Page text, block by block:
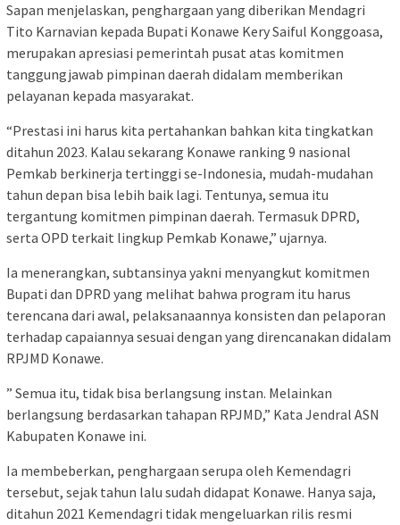
Sapan menjelaskan, penghargaan yang diberikan Mendagri
Tito Karnavian kepada Bupati Konawe Kery Saiful Konggoasa,
merupakan apresiasi pemerintah pusat atas komitmen
tanggungjawab pimpinan daerah didalam memberikan
pelayanan kepada masyarakat.
“Prestasi ini harus kita pertahankan bahkan kita tingkatkan
ditahun 2023. Kalau sekarang Konawe ranking 9 nasional
Pemkab berkinerja tertinggi se-Indonesia, mudah-mudahan
tahun depan bisa lebih baik lagi. Tentunya, semua itu
tergantung komitmen pimpinan daerah. Termasuk DPRD,
serta OPD terkait lingkup Pemkab Konawe,” ujarnya.
Ia menerangkan, subtansinya yakni menyangkut komitmen
Bupati dan DPRD yang melihat bahwa program itu harus
terencana dari awal, pelaksanaannya konsisten dan pelaporan
terhadap capaiannya sesuai dengan yang direncanakan didalam
RPJMD Konawe.
” Semua itu, tidak bisa berlangsung instan. Melainkan
berlangsung berdasarkan tahapan RPJMD,” Kata Jendral ASN
Kabupaten Konawe ini.
Ia membeberkan, penghargaan serupa oleh Kemendagri
tersebut, sejak tahun lalu sudah didapat Konawe. Hanya saja,
ditahun 2021 Kemendagri tidak mengeluarkan rilis resmi